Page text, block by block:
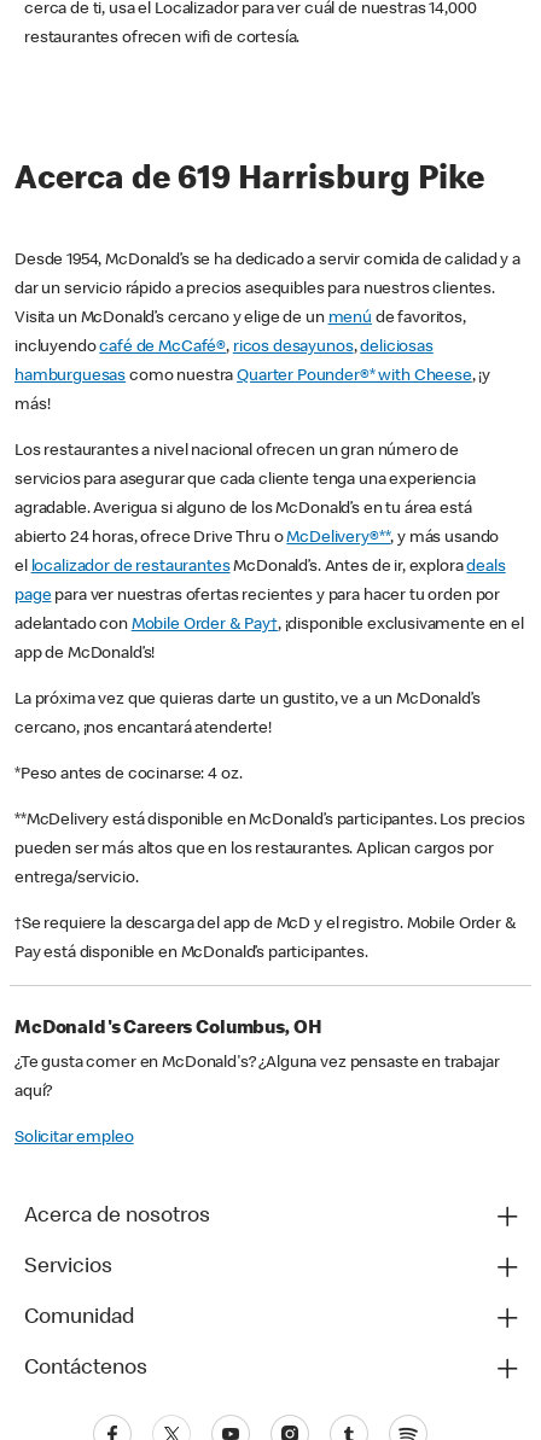
cerca de ti, usa el Localizador para ver cuál de nuestras 14,000
restaurantes ofrecen wifi de cortesía.
Acerca de 619 Harrisburg Pike
Desde 1954, McDonald’s se ha dedicado a servir comida de calidad y a
dar un servicio rápido a precios asequibles para nuestros clientes.
Visita un McDonald’s cercano y elige de un menú de favoritos,
incluyendocafé de McCafé®, ricos desayunos,deliciosas
hamburguesas como nuestraQuarter Pounder®* with Cheese, ¡y
más!
Los restaurantes a nivel nacional ofrecen un gran número de
servicios para asegurar que cada cliente tenga una experiencia
agradable. Averigua si alguno de los McDonald’s en tu área está
abierto 24 horas, ofrece Drive Thru oMcDelivery®**, y más usando
el localizador de restaurantesMcDonald’s. Antes de ir, exploradeals
pagepara ver nuestras ofertas recientes y para hacer tu orden por
adelantado con Mobile Order & Pay†, ¡disponible exclusivamente en el
app de McDonald’s!
La próxima vez que quieras darte un gustito, ve a un McDonald’s
cercano, ¡nos encantará atenderte!
*Peso antes de cocinarse: 4 oz.
**McDelivery está disponible en McDonald’s participantes. Los precios
pueden ser más altos que en los restaurantes. Aplican cargos por
entrega/servicio.
†Se requiere la descarga del app de McD y el registro. Mobile Order &
Pay está disponible en McDonald’s participantes.
McDonald's Careers Columbus, OH
¿Te gusta comer en McDonald's? ¿Alguna vez pensaste en trabajar
aquí?
Solicitar empleo
Acerca de nosotros
Servicios
Comunidad
Contáctenos